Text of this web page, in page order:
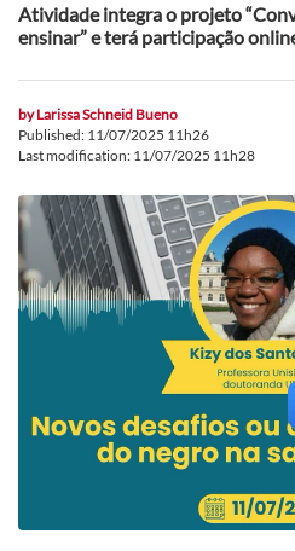
Atividade integra o projeto
ensinar” e terá participação
byLarissa Schneid Bueno
Published: 11/07/2025 11h26
Last modification: 11/07/2025 11h28